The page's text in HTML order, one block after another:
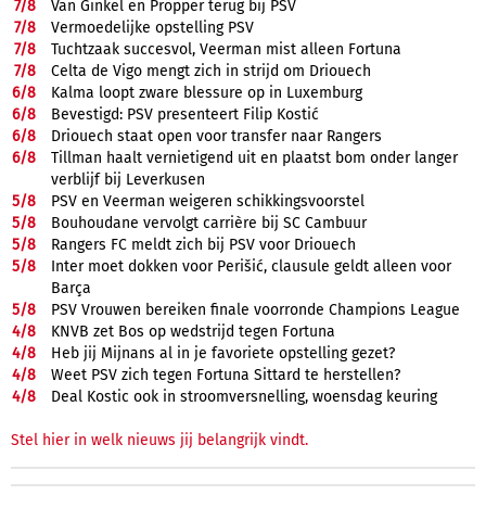
7/8
Van Ginkel en Pröpper terug bij PSV
7/8
Vermoedelijke opstelling PSV
7/8
Tuchtzaak succesvol, Veerman mist alleen Fortuna
7/8
Celta de Vigo mengt zich in strijd om Driouech
6/8
Kalma loopt zware blessure op in Luxemburg
6/8
Bevestigd: PSV presenteert Filip Kostić
6/8
Driouech staat open voor transfer naar Rangers
6/8
Tillman haalt vernietigend uit en plaatst bom onder langer
verblijf bij Leverkusen
5/8
PSV en Veerman weigeren schikkingsvoorstel
5/8
Bouhoudane vervolgt carrière bij SC Cambuur
5/8
Rangers FC meldt zich bij PSV voor Driouech
5/8
Inter moet dokken voor Perišić, clausule geldt alleen voor
Barça
5/8
PSV Vrouwen bereiken finale voorronde Champions League
4/8
KNVB zet Bos op wedstrijd tegen Fortuna
4/8
Heb jij Mijnans al in je favoriete opstelling gezet?
4/8
Weet PSV zich tegen Fortuna Sittard te herstellen?
4/8 Deal Kostic ook in stroomversnelling, woensdag keuring
Stel hier in welk nieuws jij belangrijk vindt.